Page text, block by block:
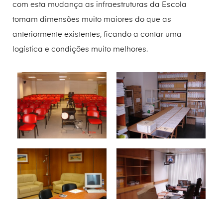
com esta mudança as infraestruturas da Escola
tomam dimensões muito maiores do que as
anteriormente existentes, ficando a contar uma
logística e condições muito melhores.